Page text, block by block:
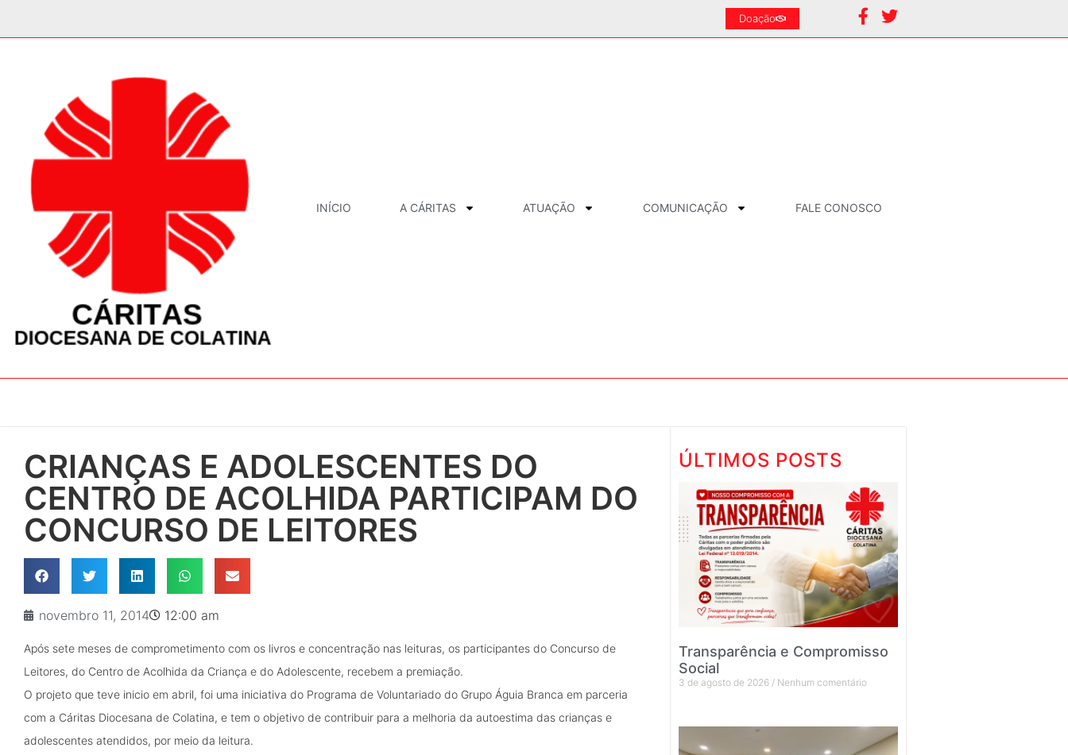
Doação
INÍCIO A CÁRITAS ATUAÇÃO COMUNICAÇÃO FALE CONOSCO
CRIANÇAS E ADOLESCENTES DO
CENTRO DE ACOLHIDA PARTICIPAM DO
CONCURSO DE LEITORES
novembro 11, 2014 12:00 am
Após sete meses de comprometimento com os livros e concentração nas leituras, os participantes do Concurso de
Leitores, do Centro de Acolhida da Criança e do Adolescente, recebem a premiação.
O projeto que teve inicio em abril, foi uma iniciativa do Programa de Voluntariado do Grupo Águia Branca em parceria
com a Cáritas Diocesana de Colatina, e tem o objetivo de contribuir para a melhoria da autoestima das crianças e
adolescentes atendidos, por meio da leitura.
ÚLTIMOS POSTS
Transparência e Compromisso
Social
3 de agosto de 2026 Nenhum comentário